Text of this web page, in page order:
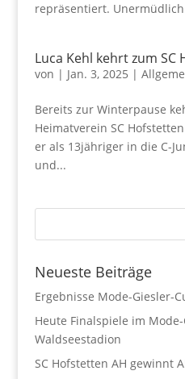
repräsentiert.
Luca Kehl kehrt zum
von | Jan. 3, 2025 |
Bereits zur Winterpause
Heimatverein SC
er als 13jähriger in die C-
und...
Neueste Beiträge
Ergebnisse Mode-Giesler-
Heute Finalspiele im
Waldseestadion
SC Hofstetten AH gewinnt